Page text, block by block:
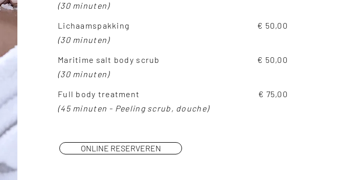
(30 minuten)
Lichaamspakking
(30 minuten)
€ 50,00
Maritime salt body scrub
(30 minuten)
€ 50,00
Full body treatment
(45 minuten - Peeling scrub, douche)
€ 75,00
ONLINE RESERVEREN